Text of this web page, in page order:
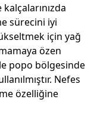
sürecini iyi
için yağ
özen
popo bölgesinde
Nefes
özelliğine